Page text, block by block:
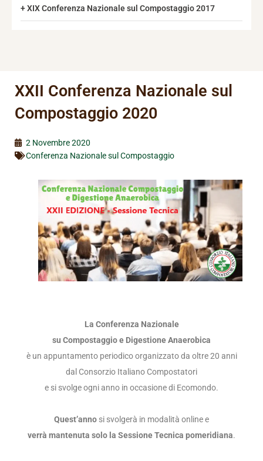
XIX Conferenza Nazionale sul Compostaggio 2017
XXII Conferenza Nazionale sul
Compostaggio 2020
2 Novembre 2020
Conferenza Nazionale sul Compostaggio
La Conferenza Nazionale
su Compostaggio e Digestione Anaerobica
è un appuntamento periodico organizzato da oltre 20 anni
dal Consorzio Italiano Compostatori
e si svolge ogni anno in occasione di Ecomondo.
Quest’anno si svolgerà in modalità online e
verrà mantenuta solo la Sessione Tecnica pomeridiana.